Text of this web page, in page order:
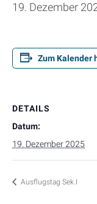
19. Dezember
Zum Kalender
DETAILS
Datum:
19. Dezember 2025
Ausflugstag Sek.I